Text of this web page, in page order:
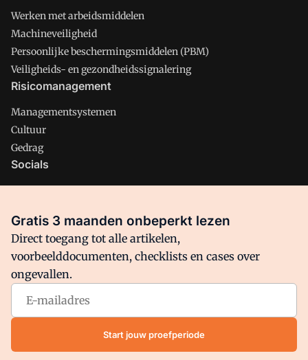
Werken met arbeidsmiddelen
Machineveiligheid
Persoonlijke beschermingsmiddelen (PBM)
Veiligheids- en gezondheidssignalering
Risicomanagement
Managementsystemen
Cultuur
Gedrag
Socials
Facebook
Arbo is onderdeel van VMN media. Lees inons manifestwaar
VMN media voor staat. Op gebruik van deze site zijn de
volgende regelingen van toepassing:Algemene Voorwaarden
Privacy en Cookie beleid|Privacy instellingen
Gratis 3 maanden onbeperkt lezen
Direct toegang tot alle artikelen,
voorbeelddocumenten, checklists en cases over
ongevallen.
Start jouw proefperiode